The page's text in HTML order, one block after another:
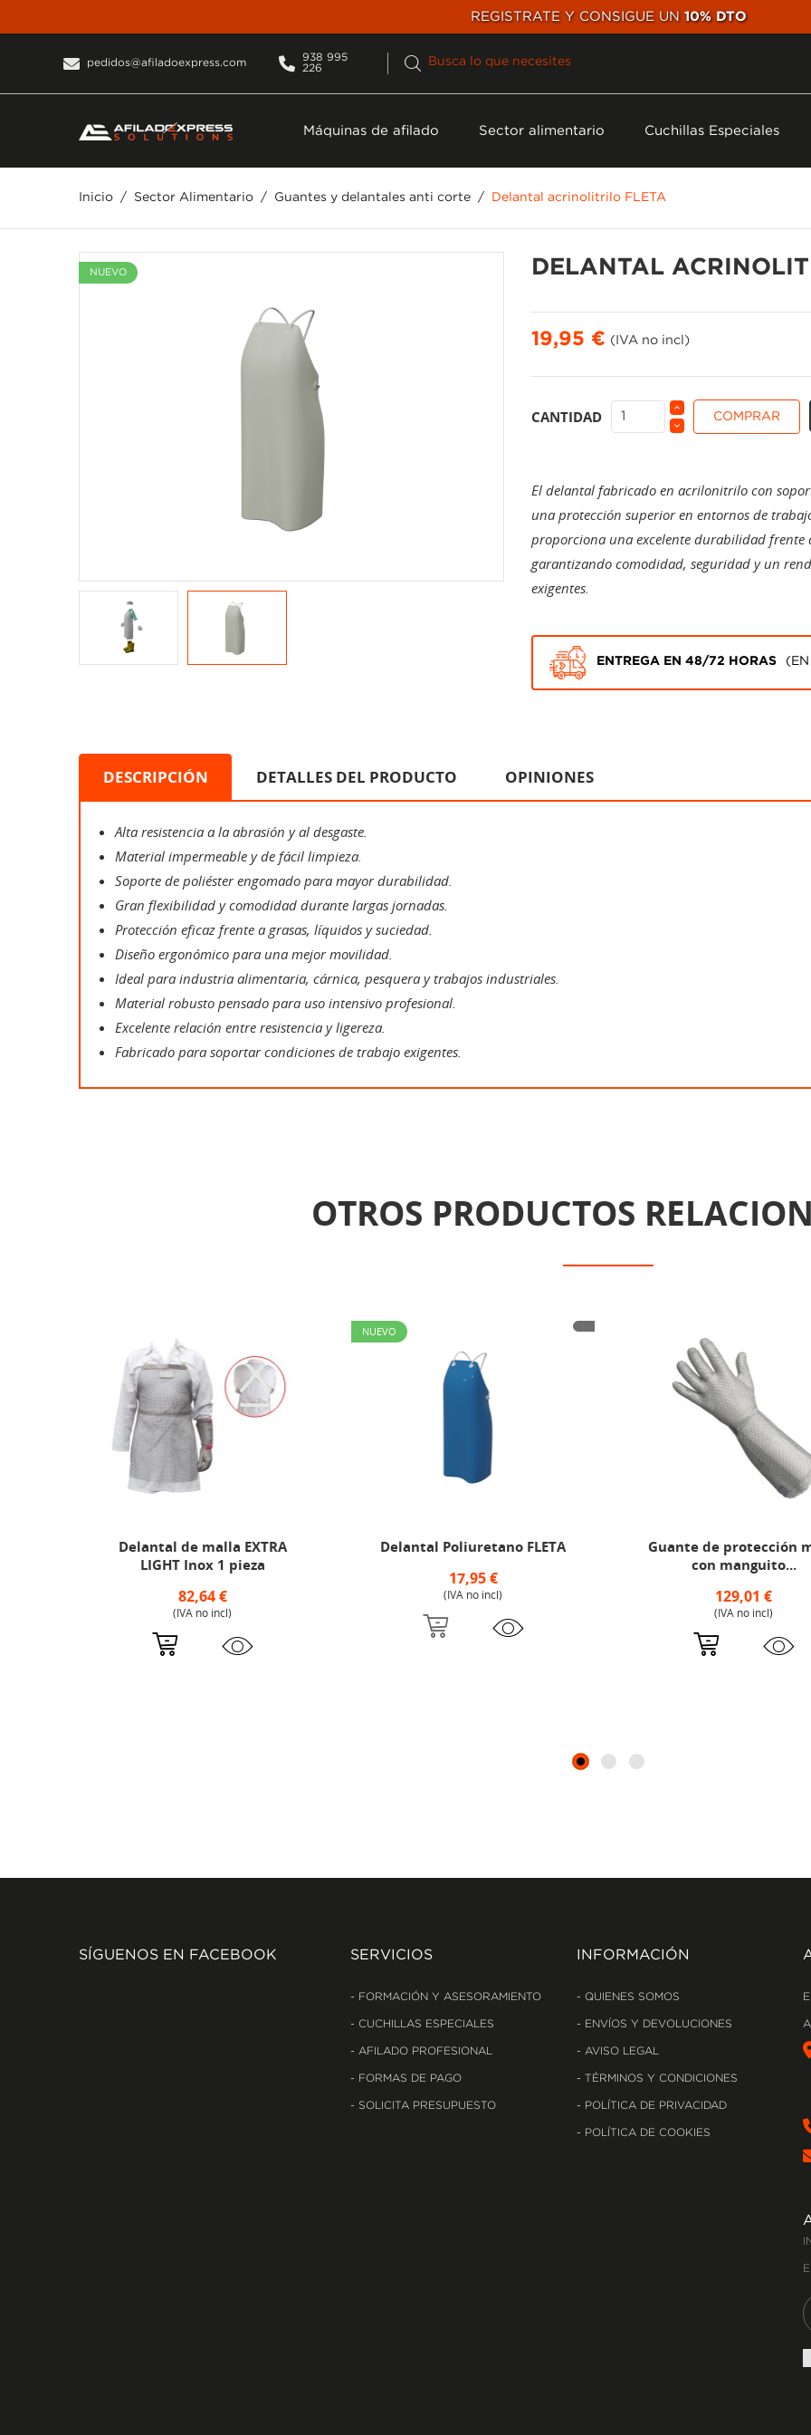
REGISTRATE Y CONSIGUE UN 10% DTO
pedidos@afiladoexpress.com
938 995
226
Máquinas de afilado Sector alimentario Cuchillas Especiales
Inicio Sector Alimentario Guantes y delantales anti corte Delantal acrinolitrilo FLETA
NUEVO DELANTAL
19,95 € (IVA no incl)
CANTIDAD COMPRAR
El delantal fabricado en acrilonitrilo con
una protección superior en entornos de
proporciona una excelente durabilidad frente
garantizando comodidad, seguridad y un
exigentes.
ENTREGA EN 48/72 HORAS
DESCRIPCIÓN DETALLES DEL PRODUCTO OPINIONES
Alta resistencia a la abrasión y al desgaste.
Material impermeable y de fácil limpieza.
Soporte de poliéster engomado para mayor durabilidad.
Gran flexibilidad y comodidad durante largas jornadas.
Protección eficaz frente a grasas, líquidos y suciedad.
Diseño ergonómico para una mejor movilidad.
Ideal para industria alimentaria, cárnica, pesquera y trabajos industriales.
Material robusto pensado para uso intensivo profesional.
Excelente relación entre resistencia y ligereza.
Fabricado para soportar condiciones de trabajo exigentes.
OTROS PRODUCTOS
Delantal de malla EXTRA
LIGHT Inox 1 pieza
82,64 €
(IVA no incl)
NUEVO
Delantal Poliuretano FLETA
17,95 €
(IVA no incl)
Guante de protección
con manguito...
129,01 €
(IVA no incl)
SÍGUENOS EN FACEBOOK SERVICIOS
FORMACIÓN Y ASESORAMIENTO
CUCHILLAS ESPECIALES
AFILADO PROFESIONAL
FORMAS DE PAGO
SOLICITA PRESUPUESTO
INFORMACIÓN
QUIENES SOMOS
ENVÍOS Y DEVOLUCIONES
AVISO LEGAL
TÉRMINOS Y CONDICIONES
POLÍTICA DE PRIVACIDAD
POLÍTICA DE COOKIES